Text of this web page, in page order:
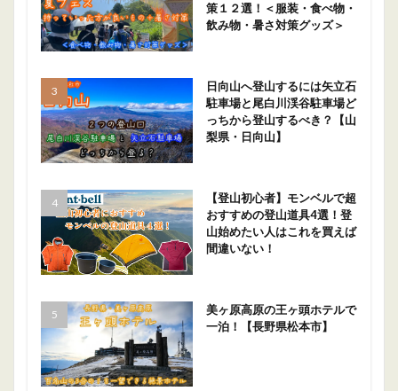
策１２選！＜服装・食べ物・
飲み物・暑さ対策グッズ＞
日向山へ登山するには矢立石
駐車場と尾白川渓谷駐車場ど
っちから登山するべき？【山
梨県・日向山】
【登山初心者】モンベルで超
おすすめの登山道具4選！登
山始めたい人はこれを買えば
間違いない！
美ヶ原高原の王ヶ頭ホテルで
一泊！【長野県松本市】